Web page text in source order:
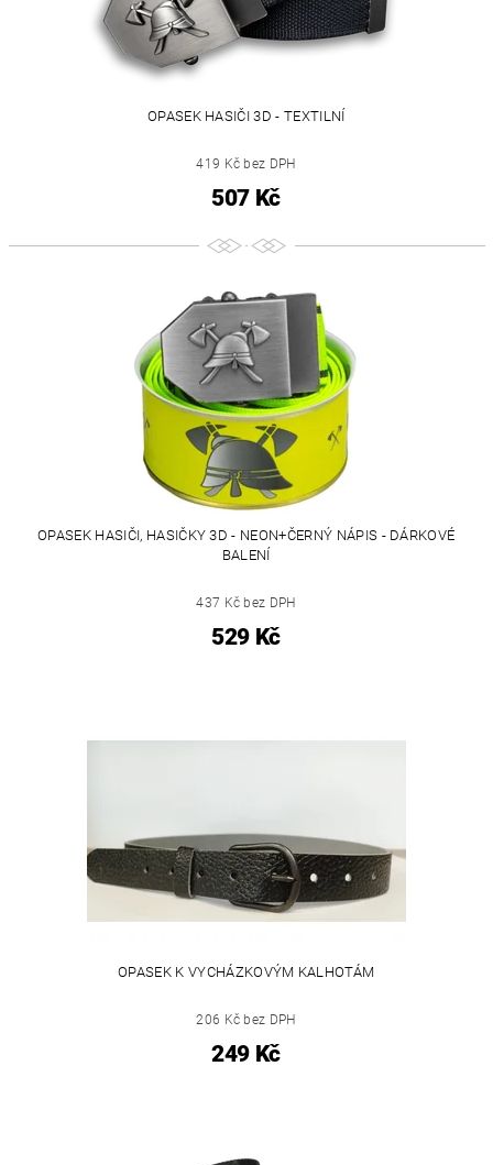
OPASEK HASIČI 3D - TEXTILNÍ
419 Kč bez DPH
507 Kč
OPASEK HASIČI, HASIČKY 3D - NEON+ČERNÝ NÁPIS - DÁRKOVÉ
BALENÍ
437 Kč bez DPH
529 Kč
OPASEK K VYCHÁZKOVÝM KALHOTÁM
206 Kč bez DPH
249 Kč